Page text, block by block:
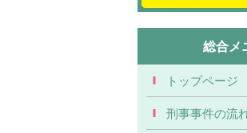
総合メ
トップページ
刑事事件の流